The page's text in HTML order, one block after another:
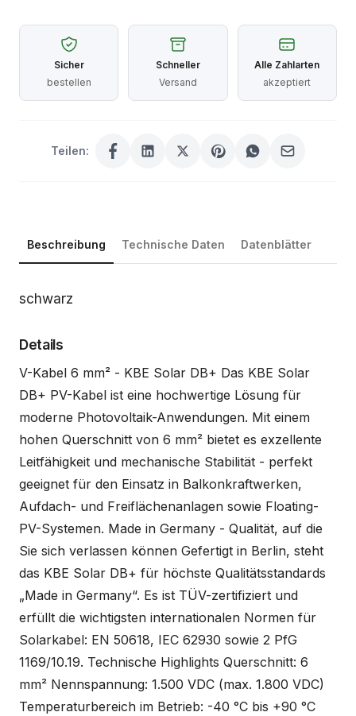
Sicher
bestellen
Schneller
Versand
Alle Zahlarten
akzeptiert
Teilen:
Beschreibung Technische Daten Datenblätter
Beschreibung
schwarz
Details
V-Kabel 6 mm² - KBE Solar DB+ Das KBE Solar
DB+ PV-Kabel ist eine hochwertige Lösung für
moderne Photovoltaik-Anwendungen. Mit einem
hohen Querschnitt von 6 mm² bietet es exzellente
Leitfähigkeit und mechanische Stabilität - perfekt
geeignet für den Einsatz in Balkonkraftwerken,
Aufdach- und Freiflächenanlagen sowie Floating-
PV-Systemen. Made in Germany - Qualität, auf die
Sie sich verlassen können Gefertigt in Berlin, steht
das KBE Solar DB+ für höchste Qualitätsstandards
„Made in Germany“. Es ist TÜV-zertifiziert und
erfüllt die wichtigsten internationalen Normen für
Solarkabel: EN 50618, IEC 62930 sowie 2 PfG
1169/10.19. Technische Highlights Querschnitt: 6
mm² Nennspannung: 1.500 VDC (max. 1.800 VDC)
Temperaturbereich im Betrieb: -40 °C bis +90 °C